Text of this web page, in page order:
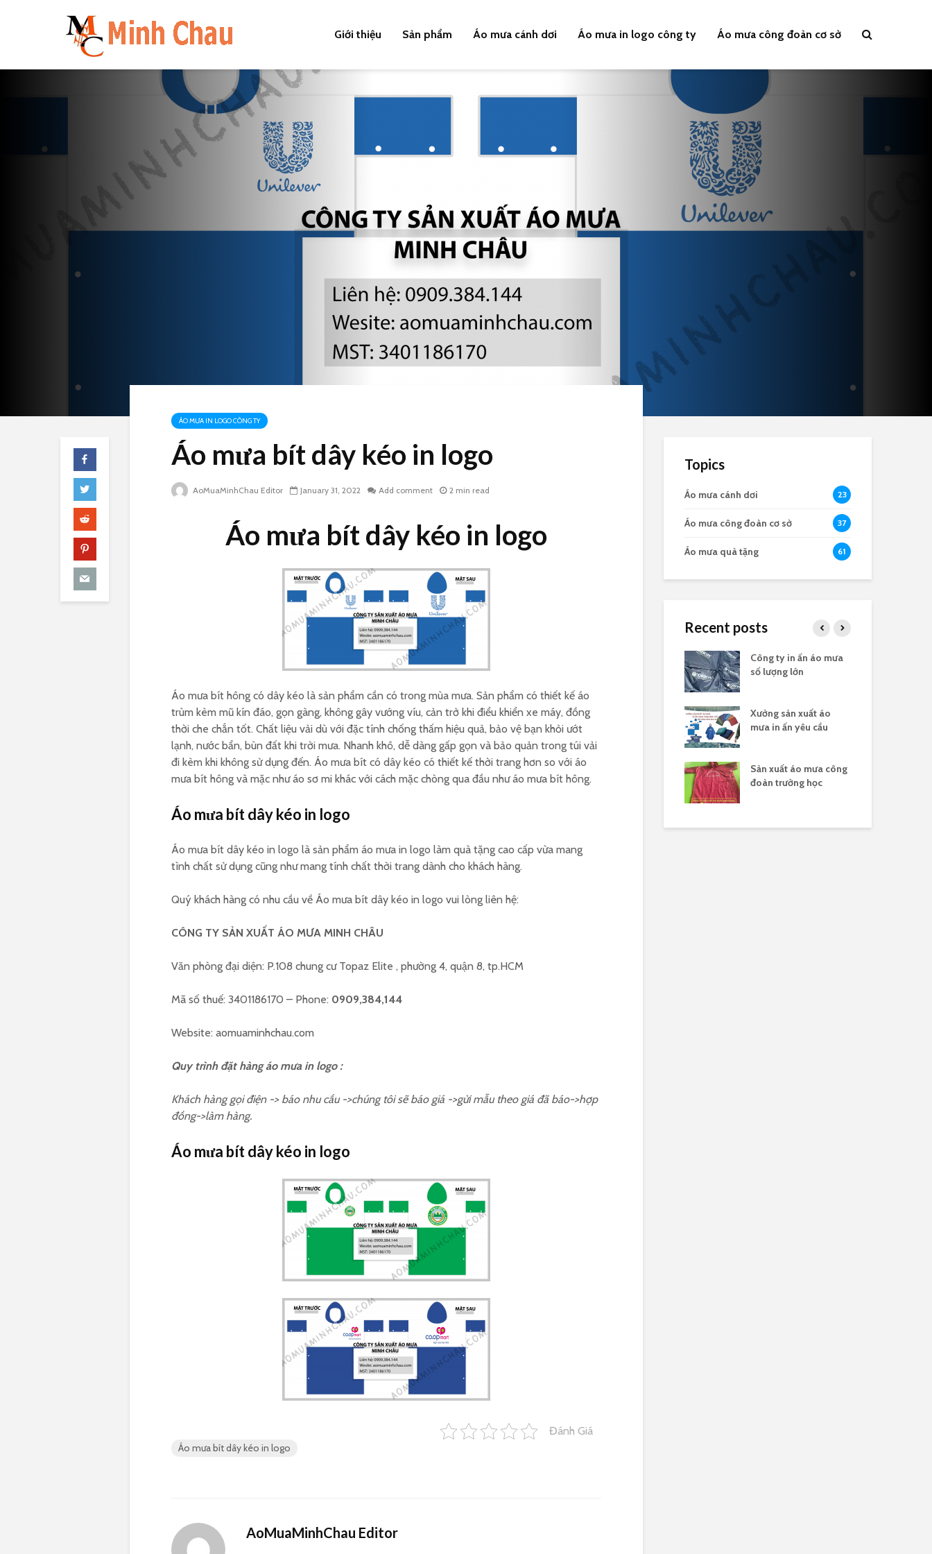
Giới thiệu Sản phẩm Áo mưa cánh dơi Áo mưa in logo công ty Áo mưa công đoàn cơ sở
ÁO MƯA IN LOGO CÔNG TY
Áo mưa bít dây kéo in logo
AoMuaMinhChau Editor January 31, 2022 Add comment 2 min read
Áo mưa bít dây kéo in logo
Áo mưa bít hông có dây kéo là sản phẩm cần có trong mùa mưa. Sản phẩm có thiết kế áo
trùm kèm mũ kín đáo, gọn gàng, không gây vướng víu, cản trở khi điểu khiển xe máy, đồng
thời che chắn tốt. Chất liệu vải dù với đặc tính chống thấm hiệu quả, bảo vệ bạn khỏi ướt
lạnh, nước bẩn, bùn đất khi trời mưa. Nhanh khô, dễ dàng gấp gọn và bảo quản trong túi vải
đi kèm khi không sử dụng đến. Áo mưa bít có dây kéo có thiết kế thời trang hơn so với áo
mưa bít hông và mặc như áo sơ mi khác với cách mặc chòng qua đầu như áo mưa bít hông.
Áo mưa bít dây kéo in logo
Áo mưa bít dây kéo in logo là sản phẩm áo mưa in logo làm quà tặng cao cấp vừa mang
tình chất sử dụng cũng như mang tính chất thời trang dành cho khách hàng.
Quý khách hàng có nhu cầu về Áo mưa bít dây kéo in logo vui lòng liên hệ:
CÔNG TY SẢN XUẤT ÁO MƯA MINH CHÂU
Văn phòng đại diện: P.108 chung cư Topaz Elite , phường 4, quận 8, tp.HCM
Mã số thuế: 3401186170 – Phone: 0909,384,144
Website: aomuaminhchau.com
Quy trình đặt hàng áo mưa in logo :
Khách hàng gọi điện -> báo nhu cầu ->chúng tôi sẽ báo giá ->gửi mẫu theo giá đã báo->hợp
đồng->làm hàng.
Áo mưa bít dây kéo in logo
Đánh Giá
Áo mưa bít dây kéo in logo
AoMuaMinhChau Editor
Topics
Áo mưa cánh dơi 23
Áo mưa công đoàn cơ sở 37
Áo mưa quà tặng 61
Recent posts
tặng 30/4
Xưởng áo mưa in ấn số
lượng theo yêu cầu
Đặt hàng áo mưa công
đoàn 2026
Xưởng sản xuất áo
Cách phân biệt công ty
sản xuất áo mưa hợp
Công ty in ấn áo mưa
số lượng lớn
Xưởng sản xuất áo
mưa in ấn yêu cầu
Sản xuất áo mưa công
đoàn trường học